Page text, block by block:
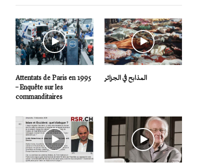
Attentats de Paris en 1995
– Enquête sur les
commanditaires
المذابح في الجزائر